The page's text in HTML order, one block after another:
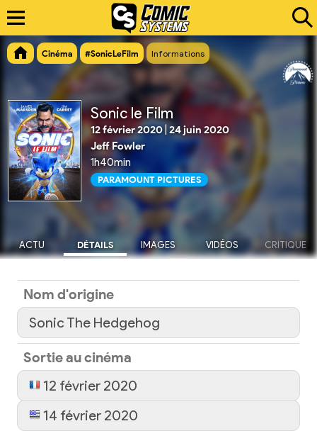
Cinéma #SonicLeFilm Informations
Sonic le Film
12 février 2020 24 juin 2020
Jeff Fowler
1h40min
PARAMOUNT PICTURES
ACTU DÉTAILS IMAGES VIDÉOS CRITIQUE
Nom d'origine
Sonic The Hedgehog
Sortie au cinéma
12 février 2020
14 février 2020